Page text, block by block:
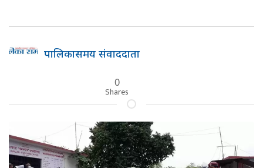
पालिकासमय संवाददाता
0
Shares